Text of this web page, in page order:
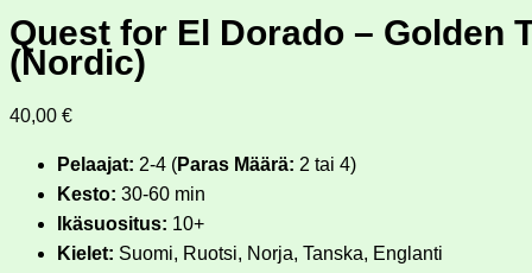
Quest for El Dorado – Golden
(Nordic)
40,00 €
Pelaajat: 2-4 (Paras Määrä: 2 tai 4)
Kesto: 30-60 min
Ikäsuositus: 10+
Kielet: Suomi, Ruotsi, Norja, Tanska, Englanti